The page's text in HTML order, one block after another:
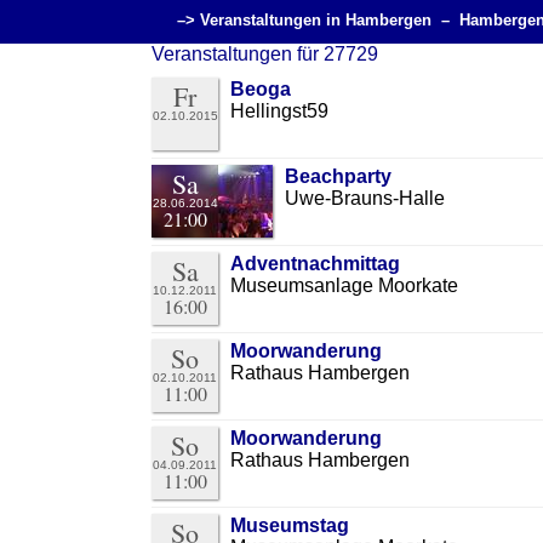
–> Veranstaltungen in Hambergen –
Veranstaltungen für 27729
Fr
02.10.2015
Beoga
Hellingst59
Sa
28.06.2014
21:00
Beachparty
Uwe-Brauns-Halle
Sa
10.12.2011
16:00
Adventnachmittag
Museumsanlage Moorkate
So
02.10.2011
11:00
Moorwanderung
Rathaus Hambergen
So
04.09.2011
11:00
Moorwanderung
Rathaus Hambergen
So
Museumstag